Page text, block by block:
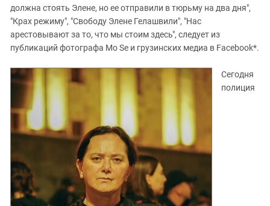
должна стоять Элене, но ее отправили в тюрьму на два дня",
"Крах режиму", "Свободу Элене Гелашвили", "Нас
арестовывают за то, что мы стоим здесь", следует из
публикаций фотографа Mo Se и грузинских медиа в Facebook*.
Сегодня
полиция